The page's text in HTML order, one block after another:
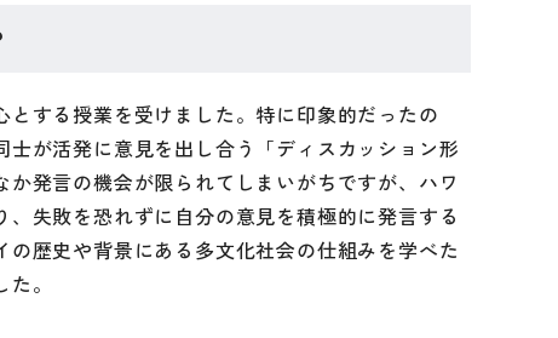
する授業を受けました。特に印象的だったの
が活発に意見を出し合う「ディスカッション形
発言の機会が限られてしまいがちですが、ハワ
失敗を恐れずに自分の意見を積極的に発言する
歴史や背景にある多文化社会の仕組みを学べた
。